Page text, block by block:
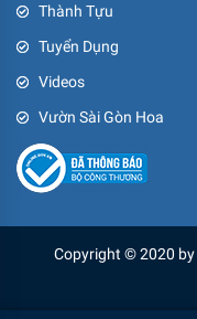
Thành Tựu
Tuyển Dụng
Videos
Vườn Sài Gòn Hoa
Copyright © 2020 by